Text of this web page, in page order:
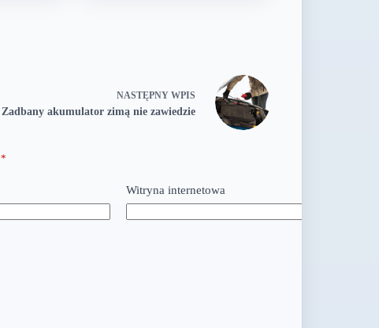
NASTĘPNY WPIS
Zadbany akumulator zimą nie zawiedzie
*
Witryna internetowa